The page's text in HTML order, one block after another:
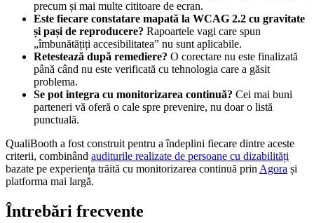
precum și mai multe cititoare de ecran.
Este fiecare constatare mapată la WCAG 2.2 cu gravitate
și pași de reproducere? Rapoartele vagi care spun
„îmbunătățiți accesibilitatea” nu sunt aplicabile.
Retestează după remediere? O corectare nu este finalizată
până când nu este verificată cu tehnologia care a găsit
problema.
Se pot integra cu monitorizarea continuă? Cei mai buni
parteneri vă oferă o cale spre prevenire, nu doar o listă
punctuală.
QualiBooth a fost construit pentru a îndeplini fiecare dintre aceste
criterii, combinând auditurile realizate de persoane cu dizabilități
bazate pe experiența trăită cu monitorizarea continuă prin Agora și
platforma mai largă.
Întrebări frecvente